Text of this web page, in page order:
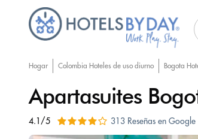
Hogar Colombia Hoteles de uso diurno Bogota
Apartasuites
4.1/5 313 Reseñas en Google